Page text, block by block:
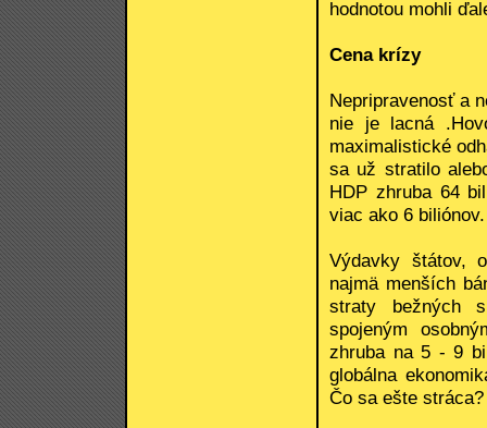
hodnotou mohli
Cena krízy
Nepripravenosť a
nie je lacná
maximalistické
sa už stratilo
HDP zhruba 64
viac ako 6 biliónov.
Výdavky štátov,
najmä menších
straty bežných
spojeným
zhruba na 5 - 9
globálna
Čo sa ešte stráca?